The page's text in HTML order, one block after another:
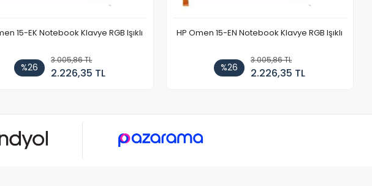
15-EK Notebook Klavye RGB Işıklı
%26
3.005,86 TL
2.226,35 TL
HP Omen 15-EN Notebook Klavye RGB Işıklı
%26
3.005,86 TL
2.226,35 TL